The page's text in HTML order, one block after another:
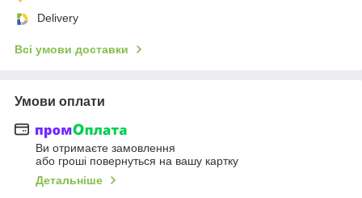
Delivery
Всі умови доставки
Умови оплати
Ви отримаєте замовлення
або гроші повернуться на вашу картку
Детальніше